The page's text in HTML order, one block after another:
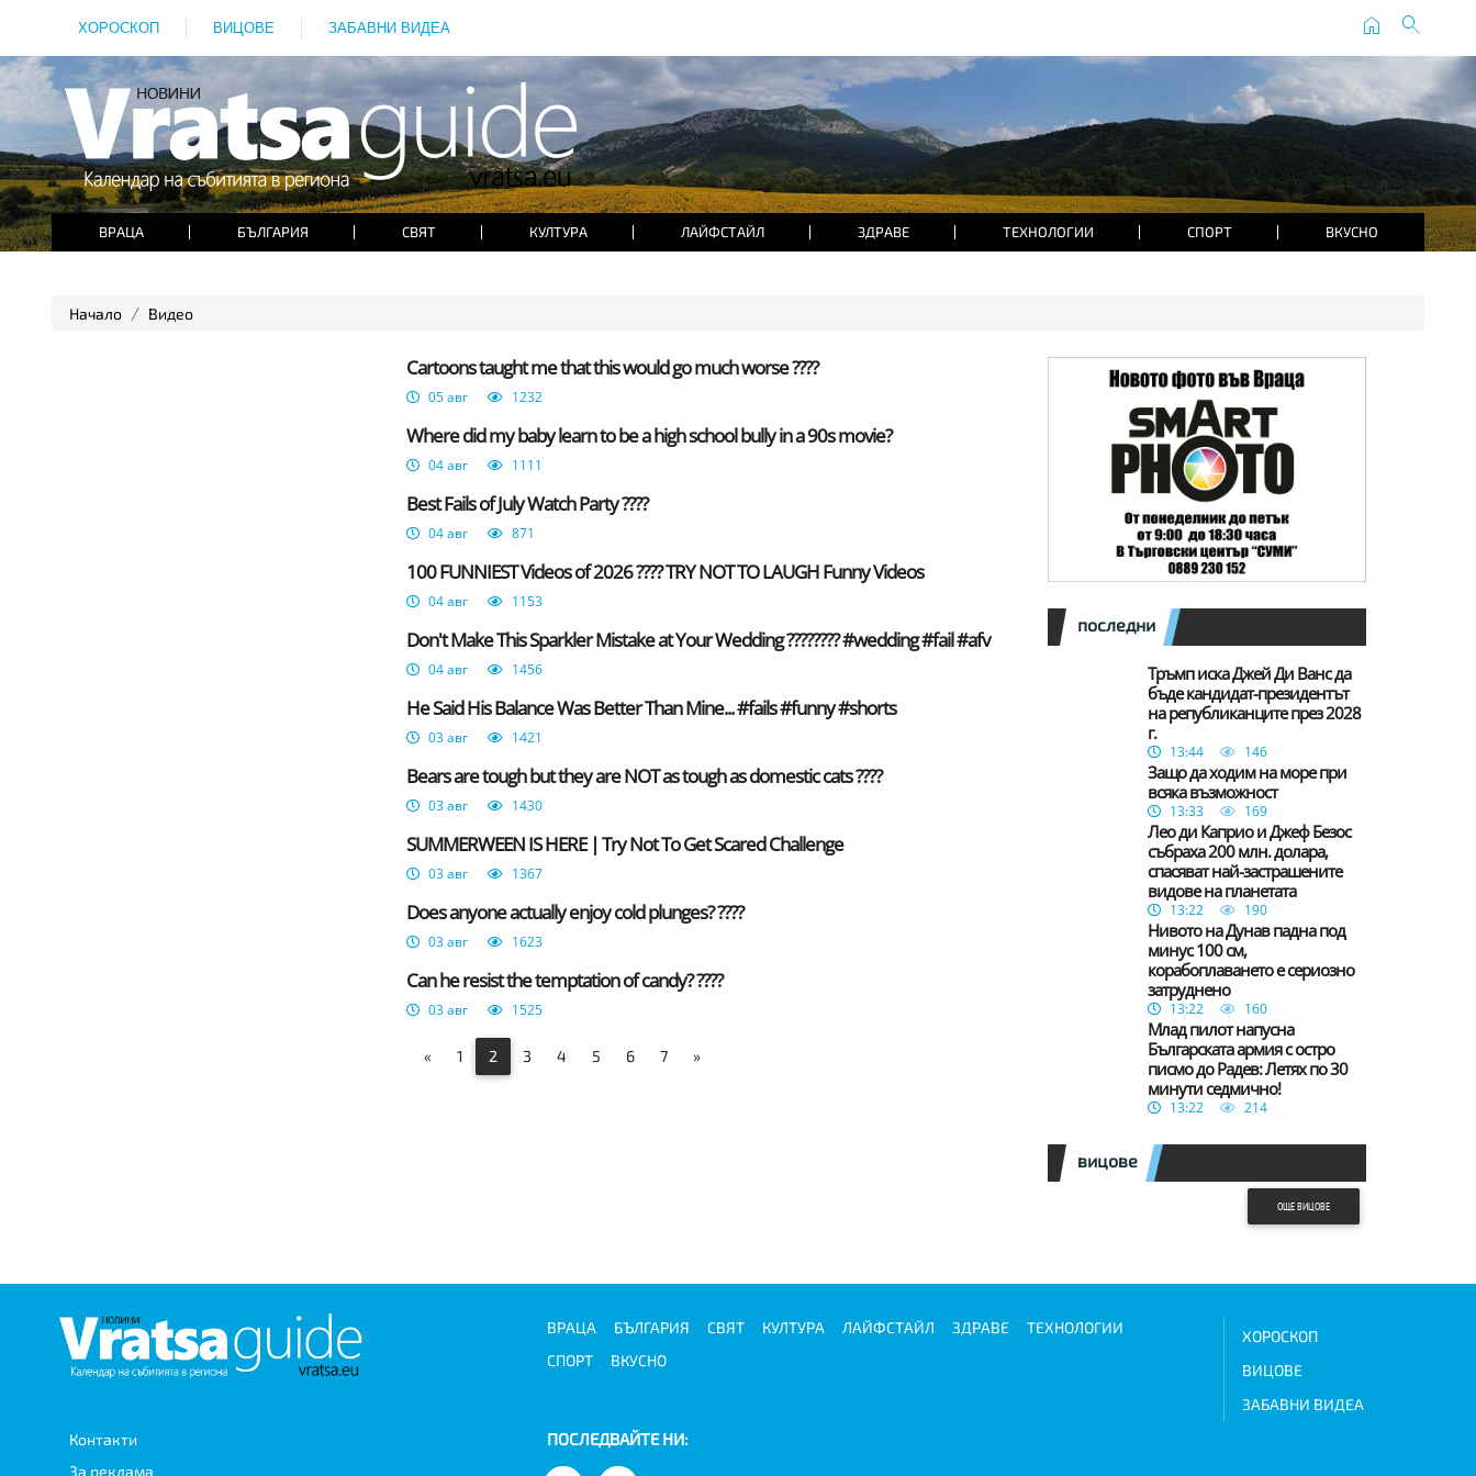
ХОРОСКОП ВИЦОВЕ ЗАБАВНИ ВИДЕА home search
ВРАЦА БЪЛГАРИЯ СВЯТ КУЛТУРА ЛАЙФСТАЙЛ ЗДРАВЕ ТЕХНОЛОГИИ СПОРТ ВКУСНО
Начало Видео
Cartoons taught me that this would go much worse ????
05 авг 1232
Where did my baby learn to be a high school bully in a 90s movie?
04 авг 1111
Best Fails of July Watch Party ????
04 авг 871
100 FUNNIEST Videos of 2026 ???? TRY NOT TO LAUGH Funny Videos
04 авг 1153
Don't Make This Sparkler Mistake at Your Wedding ???????? #wedding #fail #afv
04 авг 1456
He Said His Balance Was Better Than Mine... #fails #funny #shorts
03 авг 1421
Bears are tough but they are NOT as tough as domestic cats ????
03 авг 1430
SUMMERWEEN IS HERE | Try Not To Get Scared Challenge
03 авг 1367
Does anyone actually enjoy cold plunges? ????
03 авг 1623
Can he resist the temptation of candy? ????
03 авг 1525
« 1 2 3 4 5 6 7 »
последни
Тръмп иска Джей Ди Ванс да
бъде кандидат-президентът
на републиканците през 2028
г.
13:44 146
Защо да ходим на море при
всяка възможност
13:33 169
Лео ди Каприо и Джеф Безос
събраха 200 млн. долара,
спасяват най-застрашените
видове на планетата
13:22 190
Нивото на Дунав падна под
минус 100 см,
корабоплаването е сериозно
затруднено
13:22 160
Млад пилот напусна
Българската армия с остро
писмо до Радев: Летях по 30
минути седмично!
13:22 214
вицове
ОЩЕ ВИЦОВЕ
Контакти
За реклама
ВРАЦА БЪЛГАРИЯ СВЯТ КУЛТУРА ЛАЙФСТАЙЛ ЗДРАВЕ
ТЕХНОЛОГИИ
СПОРТ
ВКУСНО
ПОСЛЕДВАЙТЕ НИ:
ХОРОСКОП
ВИЦОВЕ
ЗАБАВНИ ВИДЕА